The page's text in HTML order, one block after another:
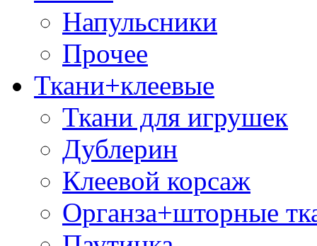
Напульсники
Прочее
Ткани+клеевые
Ткани для игрушек
Дублерин
Клеевой корсаж
Органза+шторные